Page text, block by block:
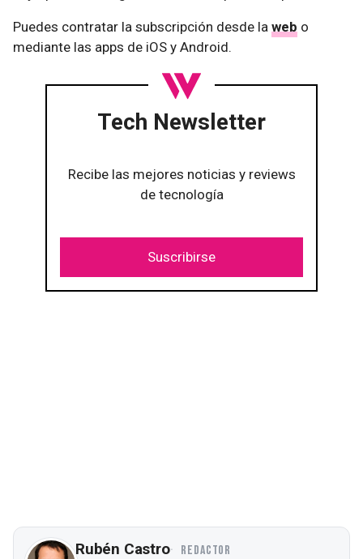
Puedes contratar la subscripción desde la web o
mediante las apps de iOS y Android.
Tech Newsletter
Recibe las mejores noticias y reviews
de tecnología
Suscribirse
Rubén Castro REDACTOR